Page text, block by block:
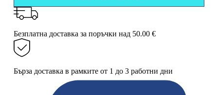
36
х
10
см
с
включена
батерия
Безплатна доставка за поръчки над 50.00 €
Бърза доставка в рамките от 1 до 3 работни дни